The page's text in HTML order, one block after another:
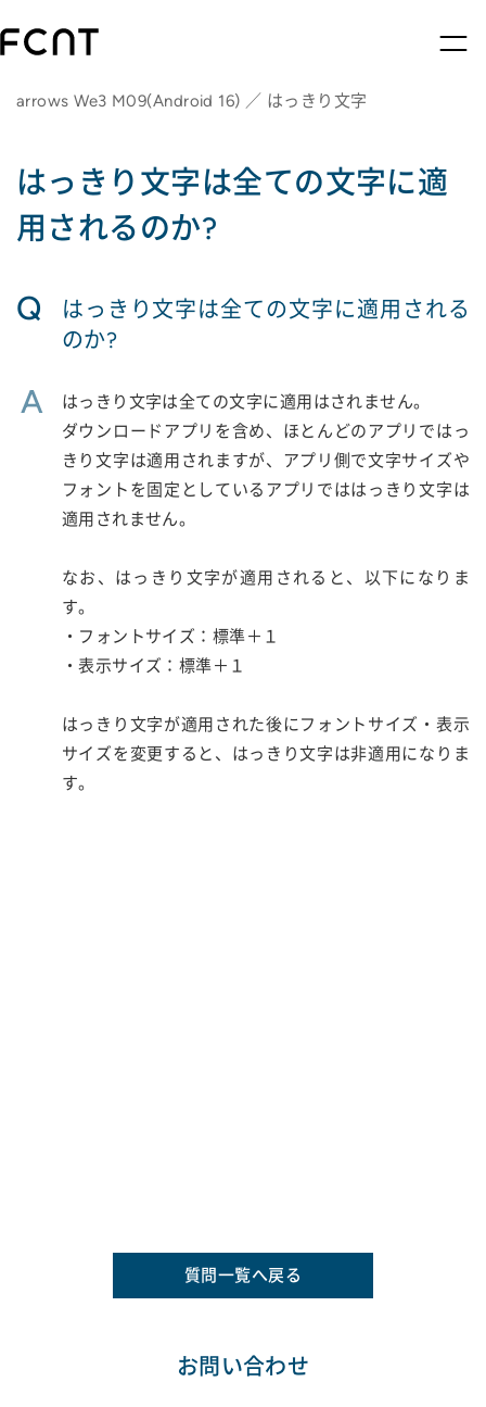
arrows We3 M09(Android 16) ／ はっきり文字
はっきり文字は全ての文字に適
用されるのか?
Q
はっきり文字は全ての文字に適用される
のか?
A
はっきり文字は全ての文字に適用はされません。
ダウンロードアプリを含め、ほとんどのアプリではっ
きり文字は適用されますが、アプリ側で文字サイズや
フォントを固定としているアプリでははっきり文字は
適用されません。
なお、はっきり文字が適用されると、以下になりま
す。
・フォントサイズ：標準＋１
・表示サイズ：標準＋１
はっきり文字が適用された後にフォントサイズ・表示
サイズを変更すると、はっきり文字は非適用になりま
す。
質問一覧へ戻る
お問い合わせ